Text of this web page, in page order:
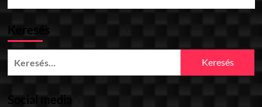
Keresés
Social media